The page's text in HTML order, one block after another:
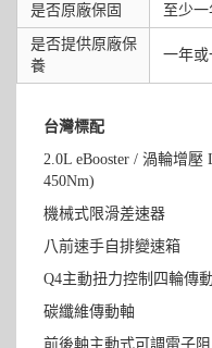
是否原廠保固 至少
是否提供原廠保
養
一年
台灣標配
2.0L eBooster / 渦輪增
450Nm)
機械式限滑差速器
八前速手自排變速箱
Q4主動扭力控制四輪傳
碳纖維傳動軸
前後軸主動式可調電子